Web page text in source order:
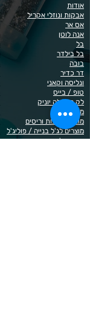
אודות
אבקות ונוזלי אקריל
אס אר
אנה לוטן
בל
בל בילדר
בובה
דר כדיר
ונליסה וקאני
טופ / בייס
לק רגיל לה יוניק
מבצעים
מוצרים לגבות וריסים
מוצרים לג'ל בנייה / פוליג'ל
מוצרים להסרת שיער